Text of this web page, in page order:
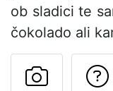
ob sladici te
čokolado ali